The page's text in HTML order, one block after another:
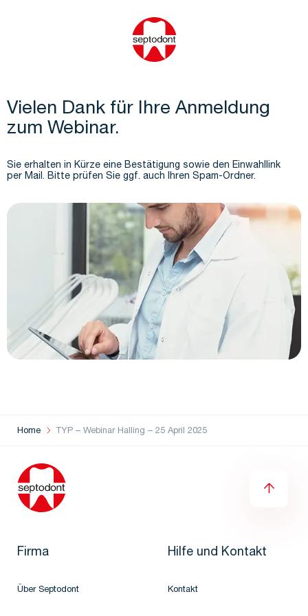
Vielen Dank für Ihre Anmeldung
zum Webinar.
Sie erhalten in Kürze eine Bestätigung sowie den Einwahllink
per Mail. Bitte prüfen Sie ggf. auch Ihren Spam-Ordner.
Home TYP – Webinar Halling – 25 April 2025
Firma
Über Septodont
Hilfe und Kontakt
Kontakt